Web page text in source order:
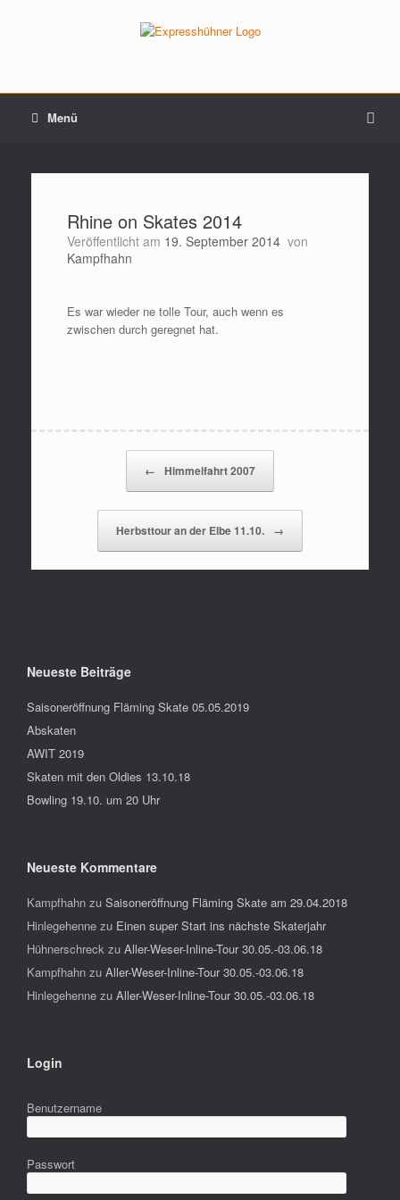
Menü
Rhine on Skates 2014
Veröffentlicht am 19. September 2014 von
Kampfhahn
Es war wieder ne tolle Tour, auch wenn es
zwischen durch geregnet hat.
← Himmelfahrt 2007
Herbsttour an der Elbe 11.10. →
Neueste Beiträge
Saisoneröffnung Fläming Skate 05.05.2019
Abskaten
AWIT 2019
Skaten mit den Oldies 13.10.18
Bowling 19.10. um 20 Uhr
Neueste Kommentare
Kampfhahn zu Saisoneröffnung Fläming Skate am 29.04.2018
Hinlegehenne zu Einen super Start ins nächste Skaterjahr
Hühnerschreck zu Aller-Weser-Inline-Tour 30.05.-03.06.18
Kampfhahn zu Aller-Weser-Inline-Tour 30.05.-03.06.18
Hinlegehenne zu Aller-Weser-Inline-Tour 30.05.-03.06.18
Login
Benutzername
Passwort